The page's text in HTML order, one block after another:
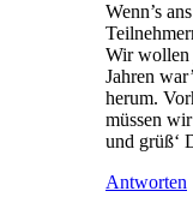
Wenn’s
Wir wollen
Jahren
herum.
müssen
und grüß‘
Antworten